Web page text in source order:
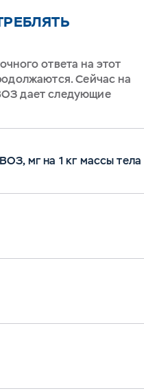
ответа на этот
Сейчас на
дает следующие
мг на 1 кг массы тела